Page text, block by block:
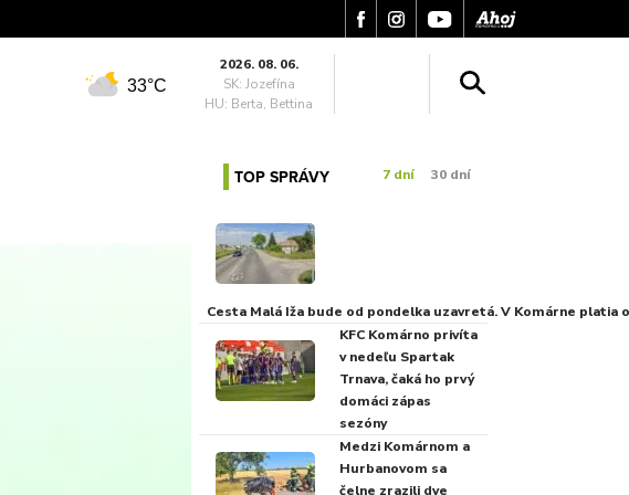
33°C
2026. 08. 06.
SK: Jozefína
HU: Berta, Bettina
TOP SPRÁVY 7 dní 30 dní
Cesta Malá Iža bude od pondelka uzavretá. V Komárne platia
KFC Komárno privíta
v nedeľu Spartak
Trnava, čaká ho prvý
domáci zápas
sezóny
Medzi Komárnom a
Hurbanovom sa
čelne zrazili dve